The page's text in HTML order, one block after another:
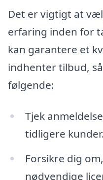
Det er vigtigt at
erfaring inden for
kan garantere et
indhenter tilbud,
følgende:
Tjek
tidligere kunder.
Forsikre dig
nødvendige